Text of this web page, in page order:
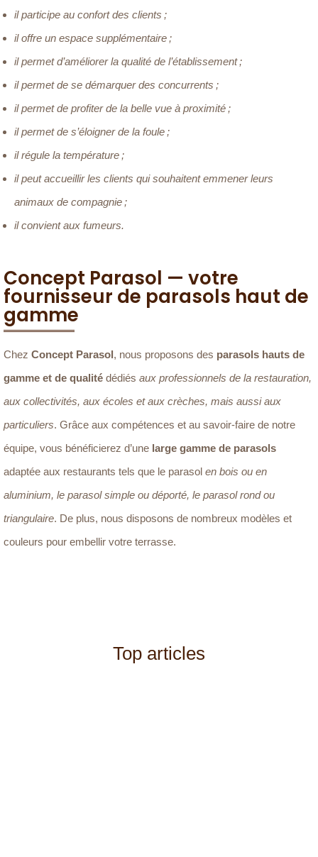
il participe au confort des clients ;
il offre un espace supplémentaire ;
il permet d’améliorer la qualité de l’établissement ;
il permet de se démarquer des concurrents ;
il permet de profiter de la belle vue à proximité ;
il permet de s’éloigner de la foule ;
il régule la température ;
il peut accueillir les clients qui souhaitent emmener leurs
animaux de compagnie ;
il convient aux fumeurs.
Concept Parasol — votre
fournisseur de parasols haut de
gamme
Chez Concept Parasol, nous proposons des parasols hauts de
gamme et de qualité dédiés aux professionnels de la restauration,
aux collectivités, aux écoles et aux crèches, mais aussi aux
particuliers. Grâce aux compétences et au savoir-faire de notre
équipe, vous bénéficierez d’une large gamme de parasols
adaptée aux restaurants tels que le parasol en bois ou en
aluminium, le parasol simple ou déporté, le parasol rond ou
triangulaire. De plus, nous disposons de nombreux modèles et
couleurs pour embellir votre terrasse.
Top articles